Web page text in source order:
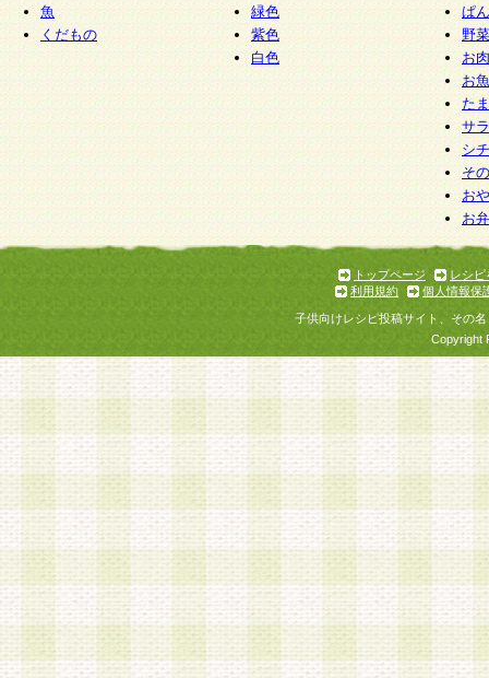
魚
くだもの
緑色
紫色
白色
ぱん
野
お
お
た
サ
シ
そ
お
お
トップページ
レシピ
利用規約
個人情報保
子供向けレシピ投稿サイト、その
Copyright